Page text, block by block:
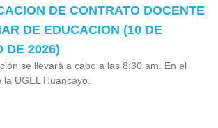
DE CONTRATO DOCENTE
DE EDUCACION (10 DE
DE 2026)
se llevará a cabo a las 8:30 am. En el
UGEL Huancayo.